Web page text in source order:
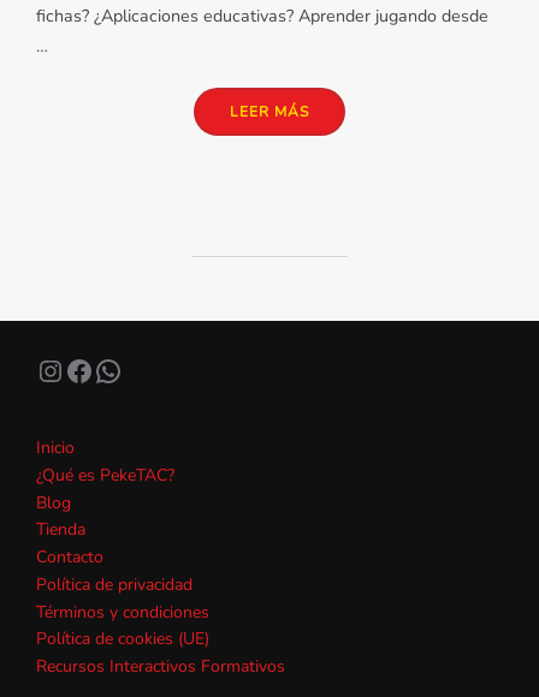
fichas? ¿Aplicaciones educativas? Aprender jugando desde
…
LEER MÁS«CÓMO ENSEÑAR EL
Instagram
Facebook
WhatsApp
Inicio
¿Qué es PekeTAC?
Blog
Tienda
Contacto
Política de privacidad
Términos y condiciones
Política de cookies (UE)
Recursos Interactivos Formativos